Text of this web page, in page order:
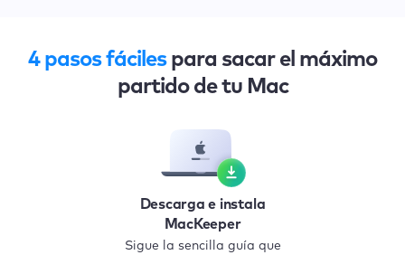
4 pasos fácilespara sacar el máximo
partido de tu Mac
Descarga e instala
MacKeeper
Sigue la sencilla guía que